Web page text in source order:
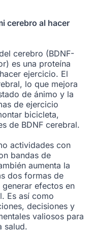
cerebro al hacer
cerebro (BDNF-
es una proteína
ejercicio. El
lo que mejora
de ánimo y la
de ejercicio
bicicleta,
de BDNF cerebral.
actividades con
bandas de
aumenta la
dos formas de
efectos en
Es así como
decisiones y
valiosos para
salud.